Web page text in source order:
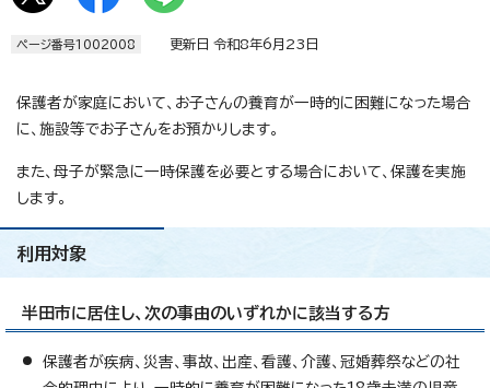
ページ番号1002008 更新日 令和8年6月23日
保護者が家庭において、お子さんの養育が一時的に困難になった場合
に、施設等でお子さんをお預かりします。
また、母子が緊急に一時保護を必要とする場合において、保護を実施
します。
利用対象
半田市に居住し、次の事由のいずれかに該当する方
保護者が疾病、災害、事故、出産、看護、介護、冠婚葬祭などの社